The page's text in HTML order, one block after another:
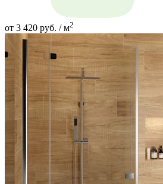
от 3 420 руб. / м2